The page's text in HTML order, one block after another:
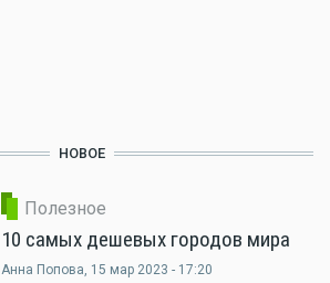
НОВОЕ
Полезное
10 самых дешевых городов мира
Анна Попова, 15 мар 2023 - 17:20